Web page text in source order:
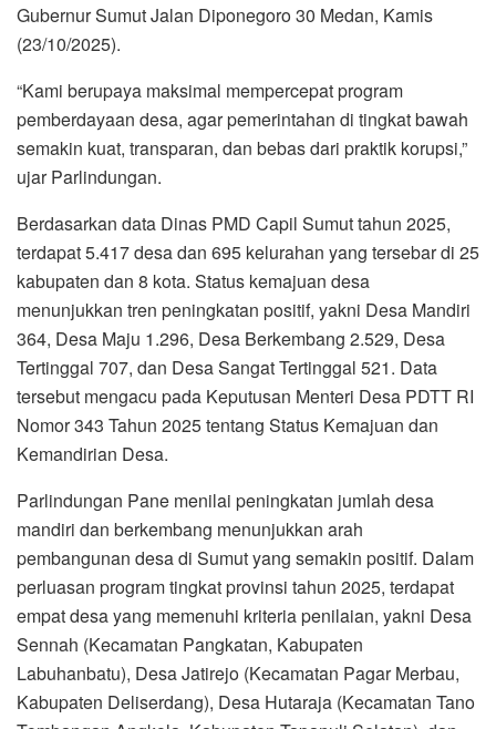
Gubernur Sumut Jalan Diponegoro 30 Medan, Kamis
(23/10/2025).
“Kami berupaya maksimal mempercepat program
pemberdayaan desa, agar pemerintahan di tingkat bawah
semakin kuat, transparan, dan bebas dari praktik korupsi,”
ujar Parlindungan.
Berdasarkan data Dinas PMD Capil Sumut tahun 2025,
terdapat 5.417 desa dan 695 kelurahan yang tersebar di 25
kabupaten dan 8 kota. Status kemajuan desa
menunjukkan tren peningkatan positif, yakni Desa Mandiri
364, Desa Maju 1.296, Desa Berkembang 2.529, Desa
Tertinggal 707, dan Desa Sangat Tertinggal 521. Data
tersebut mengacu pada Keputusan Menteri Desa PDTT RI
Nomor 343 Tahun 2025 tentang Status Kemajuan dan
Kemandirian Desa.
Parlindungan Pane menilai peningkatan jumlah desa
mandiri dan berkembang menunjukkan arah
pembangunan desa di Sumut yang semakin positif. Dalam
perluasan program tingkat provinsi tahun 2025, terdapat
empat desa yang memenuhi kriteria penilaian, yakni Desa
Sennah (Kecamatan Pangkatan, Kabupaten
Labuhanbatu), Desa Jatirejo (Kecamatan Pagar Merbau,
Kabupaten Deliserdang), Desa Hutaraja (Kecamatan Tano